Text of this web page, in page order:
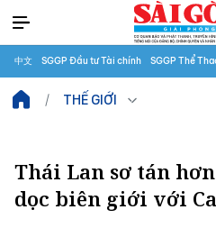
中文 SGGP Đầu tư Tài chính SGGP Thể
THẾ GIỚI
Thái Lan sơ tán
dọc biên giới với